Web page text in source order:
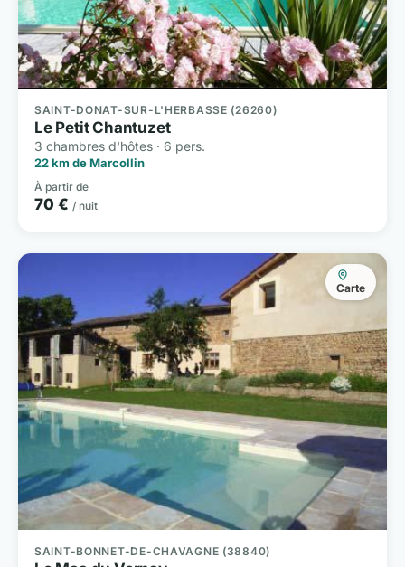
SAINT-DONAT-SUR-L'HERBASSE (26260)
Le Petit Chantuzet
3 chambres d'hôtes · 6 pers.
22 km de Marcollin
À partir de
70 € / nuit
Carte
SAINT-BONNET-DE-CHAVAGNE (38840)